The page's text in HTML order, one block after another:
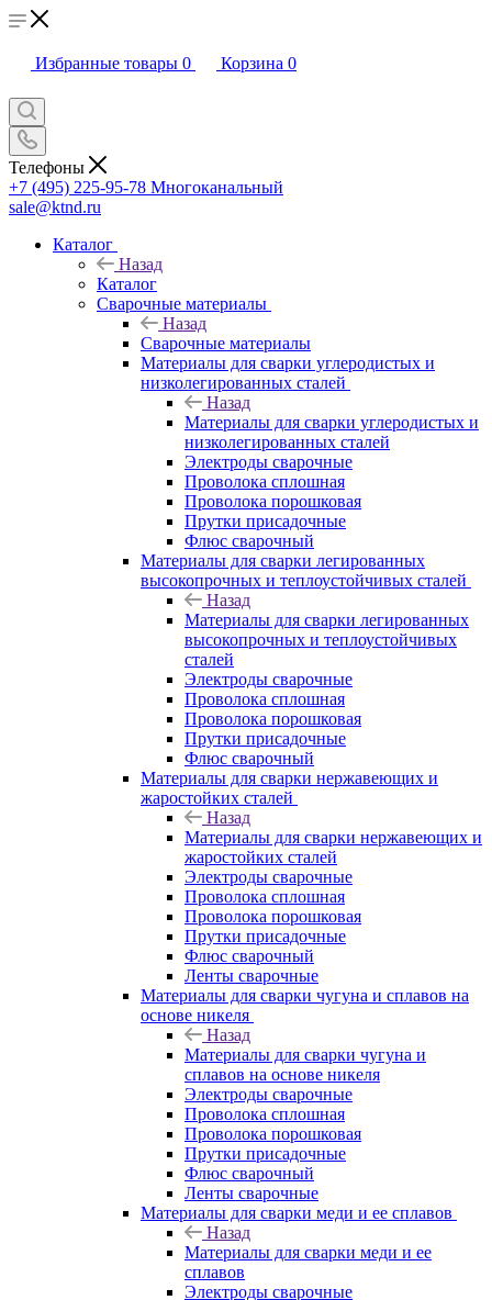
Избранные товары 0 Корзина 0
Телефоны
+7 (495) 225-95-78 Многоканальный
sale@ktnd.ru
Каталог
Назад
Каталог
Сварочные материалы
Назад
Сварочные материалы
Материалы для сварки углеродистых и
низколегированных сталей
Назад
Материалы для сварки углеродистых и
низколегированных сталей
Электроды сварочные
Проволока сплошная
Проволока порошковая
Прутки присадочные
Флюс сварочный
Материалы для сварки легированных
высокопрочных и теплоустойчивых сталей
Назад
Материалы для сварки легированных
высокопрочных и теплоустойчивых
сталей
Электроды сварочные
Проволока сплошная
Проволока порошковая
Прутки присадочные
Флюс сварочный
Материалы для сварки нержавеющих и
жаростойких сталей
Назад
Материалы для сварки нержавеющих и
жаростойких сталей
Электроды сварочные
Проволока сплошная
Проволока порошковая
Прутки присадочные
Флюс сварочный
Ленты сварочные
Материалы для сварки чугуна и сплавов на
основе никеля
Назад
Материалы для сварки чугуна и
сплавов на основе никеля
Электроды сварочные
Проволока сплошная
Проволока порошковая
Прутки присадочные
Флюс сварочный
Ленты сварочные
Материалы для сварки меди и ее сплавов
Назад
Материалы для сварки меди и ее
сплавов
Электроды сварочные